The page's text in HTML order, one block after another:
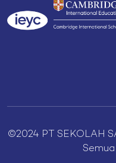
©2024 PT SEKOLAH